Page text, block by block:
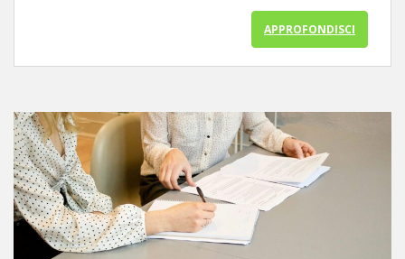
APPROFONDISCI